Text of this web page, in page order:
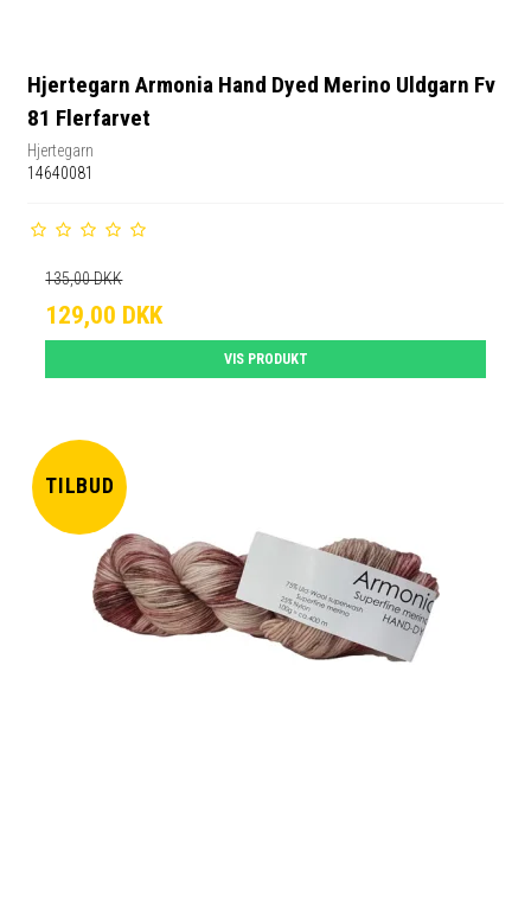
Hjertegarn Armonia Hand Dyed Merino Uldgarn Fv
81 Flerfarvet
Hjertegarn
14640081
135,00 DKK
129,00 DKK
VIS PRODUKT
TILBUD